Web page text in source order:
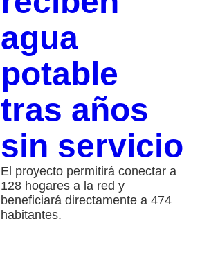
agua
potable
tras años
sin servicio
El proyecto permitirá conectar a
128 hogares a la red y
beneficiará directamente a 474
habitantes.